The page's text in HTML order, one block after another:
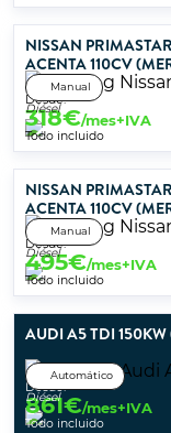
NISSAN
ACENTA 110CV
Manual
Diésel
Desde:
318€/mes+IVA
Todo incluido
NISSAN
ACENTA 110CV
Manual
Diésel
Desde:
495€/mes+IVA
Todo incluido
AUDI A5 TDI
Automático
Diésel
Desde:
861€/mes+IVA
Todo incluido